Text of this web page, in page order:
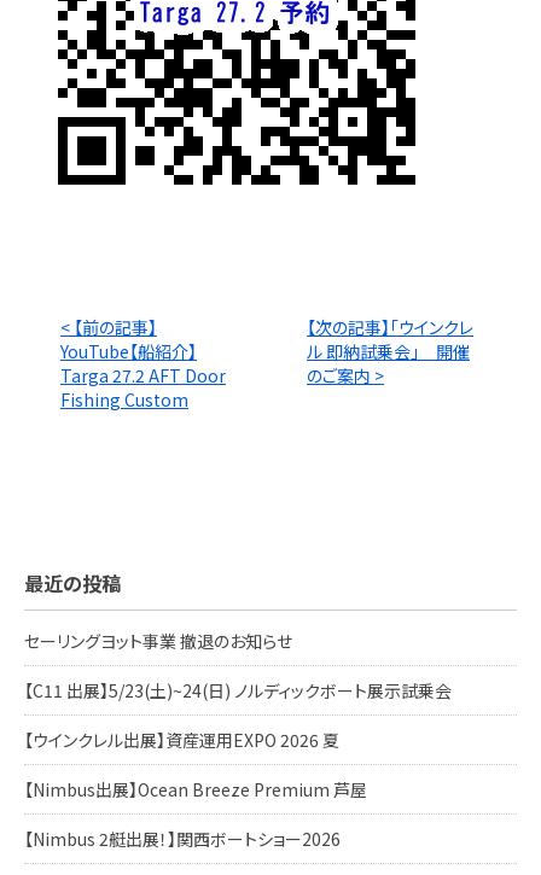
< 【前の記事】
YouTube【船紹介】
Targa 27.2 AFT Door
Fishing Custom
【次の記事】「ウインクレ
ル 即納試乗会」 開催
のご案内 >
最近の投稿
セーリングヨット事業 撤退のお知らせ
【C11 出展】5/23(土)~24(日) ノルディックボート展示試乗会
【ウインクレル出展】資産運用EXPO 2026 夏
【Nimbus出展】Ocean Breeze Premium 芦屋
【Nimbus 2艇出展！】関西ボートショー2026